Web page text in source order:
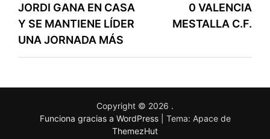
JORDI GANA EN CASA
Y SE MANTIENE LÍDER
UNA JORNADA MÁS
0 VALENCIA
MESTALLA C.F.
Copyright © 2026 .
Funciona gracias a WordPress
Tema: Apace de
ThemezHut